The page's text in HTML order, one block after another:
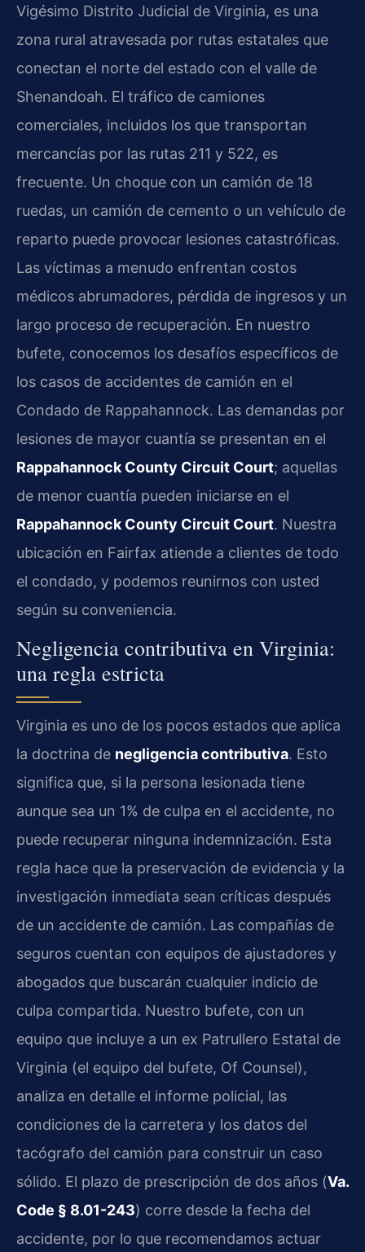
Vigésimo Distrito Judicial de Virginia, es una
zona rural atravesada por rutas estatales que
conectan el norte del estado con el valle de
Shenandoah. El tráfico de camiones
comerciales, incluidos los que transportan
mercancías por las rutas 211 y 522, es
frecuente. Un choque con un camión de 18
ruedas, un camión de cemento o un vehículo de
reparto puede provocar lesiones catastróficas.
Las víctimas a menudo enfrentan costos
médicos abrumadores, pérdida de ingresos y un
largo proceso de recuperación. En nuestro
bufete, conocemos los desafíos específicos de
los casos de accidentes de camión en el
Condado de Rappahannock. Las demandas por
lesiones de mayor cuantía se presentan en el
Rappahannock County Circuit Court; aquellas
de menor cuantía pueden iniciarse en el
Rappahannock County Circuit Court. Nuestra
ubicación en Fairfax atiende a clientes de todo
el condado, y podemos reunirnos con usted
según su conveniencia.
Negligencia contributiva en Virginia:
una regla estricta
Virginia es uno de los pocos estados que aplica
la doctrina de negligencia contributiva. Esto
significa que, si la persona lesionada tiene
aunque sea un 1% de culpa en el accidente, no
puede recuperar ninguna indemnización. Esta
regla hace que la preservación de evidencia y la
investigación inmediata sean críticas después
de un accidente de camión. Las compañías de
seguros cuentan con equipos de ajustadores y
abogados que buscarán cualquier indicio de
culpa compartida. Nuestro bufete, con un
equipo que incluye a un ex Patrullero Estatal de
Virginia (el equipo del bufete, Of Counsel),
analiza en detalle el informe policial, las
condiciones de la carretera y los datos del
tacógrafo del camión para construir un caso
sólido. El plazo de prescripción de dos años (Va.
Code § 8.01-243) corre desde la fecha del
accidente, por lo que recomendamos actuar